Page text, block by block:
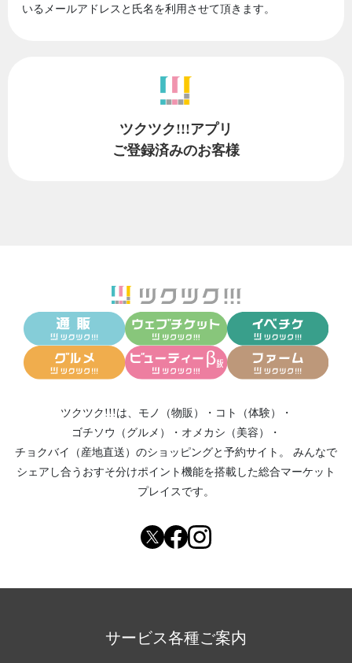
いるメールアドレスと氏名を利用させて頂きます。
ツクツク!!!アプリ
ご登録済みのお客様
ツクツク!!!は、 モノ（物販） ・ コト（体験）
・
ゴチソウ（グルメ）
・ オメカシ（美容）
・
チョクバイ（産地直送） のショッピングと予約サイト。
みんなで
シェアし合う おすそ分けポイント機能を搭載した総合マーケット
プレイスです。
サービス各種ご案内